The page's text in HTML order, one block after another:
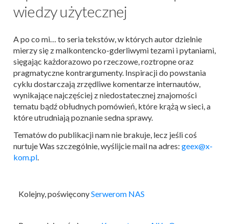
wiedzy użytecznej
A po co mi… to seria tekstów, w których autor dzielnie
mierzy się z malkontencko-gderliwymi tezami i pytaniami,
sięgając każdorazowo po rzeczowe, roztropne oraz
pragmatyczne kontrargumenty. Inspiracji do powstania
cyklu dostarczają zrzędliwe komentarze internautów,
wynikające najczęściej z niedostatecznej znajomości
tematu bądź obłudnych pomówień, które krążą w sieci, a
które utrudniają poznanie sedna sprawy.
Tematów do publikacji nam nie brakuje, lecz jeśli coś
nurtuje Was szczególnie, wyślijcie mail na adres: geex@x-
kom.pl.
Kolejny, poświęconySerwerom NAS